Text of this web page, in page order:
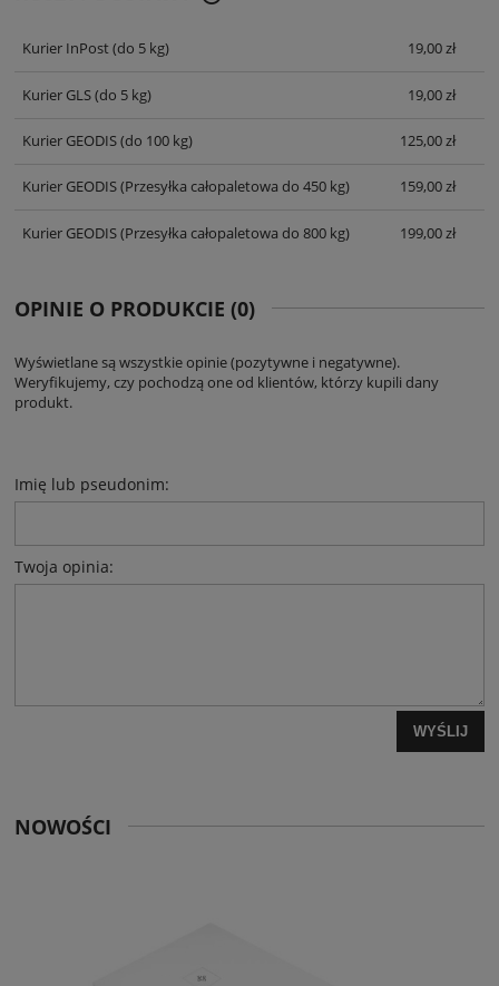
Kurier InPost(do 5 kg) 19,00 zł
Kurier GLS(do 5 kg) 19,00 zł
Kurier GEODIS(do 100 kg) 125,00 zł
Kurier GEODIS(Przesyłka całopaletowa do 450 kg) 159,00 zł
Kurier GEODIS(Przesyłka całopaletowa do 800 kg) 199,00 zł
OPINIE O PRODUKCIE (0)
Wyświetlane są wszystkie opinie (pozytywne i negatywne).
Weryfikujemy, czy pochodzą one od klientów, którzy kupili dany
produkt.
Imię lub pseudonim:
Twoja opinia:
WYŚLIJ
NOWOŚCI